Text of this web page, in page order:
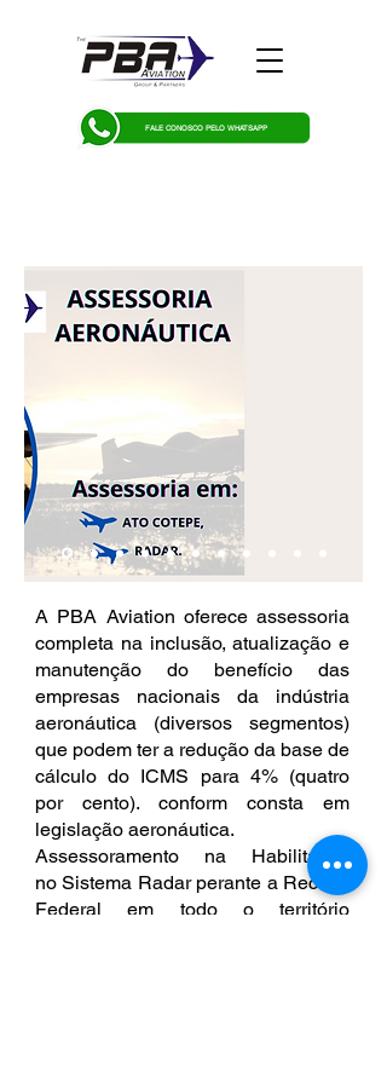
FALE CONOSCO PELO WHATSAPP
A PBA Aviation oferece assessoria
completa na inclusão, atualização e
manutenção do benefício das
empresas nacionais da indústria
aeronáutica (diversos segmentos)
que podem ter a redução da base de
cálculo do ICMS para 4% (quatro
por cento). conform consta em
legislação aeronáutica.
Assessoramento na Habilitação
noSistema Radar perante a Receita
Federal em todo o território